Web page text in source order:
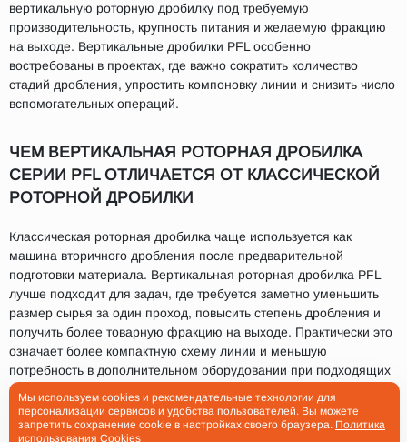
вертикальную роторную дробилку под требуемую
производительность, крупность питания и желаемую фракцию
на выходе. Вертикальные дробилки PFL особенно
востребованы в проектах, где важно сократить количество
стадий дробления, упростить компоновку линии и снизить число
вспомогательных операций.
ЧЕМ ВЕРТИКАЛЬНАЯ РОТОРНАЯ ДРОБИЛКА
СЕРИИ PFL ОТЛИЧАЕТСЯ ОТ КЛАССИЧЕСКОЙ
РОТОРНОЙ ДРОБИЛКИ
Классическая роторная дробилка чаще используется как
машина вторичного дробления после предварительной
подготовки материала. Вертикальная роторная дробилка PFL
лучше подходит для задач, где требуется заметно уменьшить
размер сырья за один проход, повысить степень дробления и
получить более товарную фракцию на выходе. Практически это
означает более компактную схему линии и меньшую
потребность в дополнительном оборудовании при подходящих
характеристиках исходного материала.
Если задача состоит не просто в том, чтобы встроить еще одну
Мы используем cookies и рекомендательные технологии для
персонализации сервисов и удобства пользователей. Вы можете
запретить сохранение cookie в настройках своего браузера. Политика
использования Cookies